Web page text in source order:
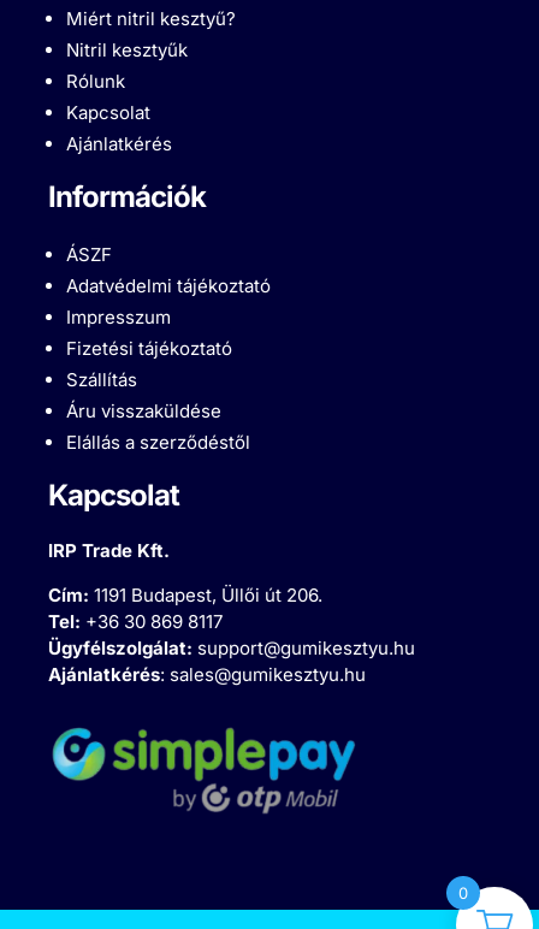
Miért nitril kesztyű?
Nitril kesztyűk
Rólunk
Kapcsolat
Ajánlatkérés
Információk
ÁSZF
Adatvédelmi tájékoztató
Impresszum
Fizetési tájékoztató
Szállítás
Áru visszaküldése
Elállás a szerződéstől
Kapcsolat
IRP Trade Kft.
Cím:1191 Budapest, Üllői út 206.
Tel: +36 30 869 8117
Ügyfélszolgálat: support@gumikesztyu.hu
Ajánlatkérés: sales@gumikesztyu.hu
0